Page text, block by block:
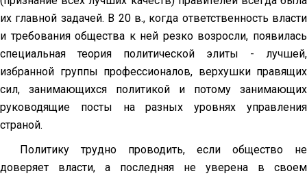
их главной задачей. В 20 в., когда ответственность власти
и требования общества к ней резко возросли, появилась
специальная теория политической элиты - лучшей,
избранной группы профессионалов, верхушки правящих
сил, зани­мающихся политикой и потому занимающих
руководящие посты на разных уровнях управления
страной.
Политику трудно проводить, если общество не
доверяет власти, а последняя не уверена в своем